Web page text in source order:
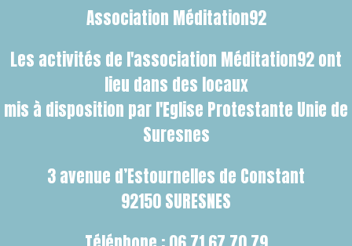
Association Méditation92
Les activités de l'association Méditation92 ont
lieu dans des locaux
mis à disposition par l'Eglise Protestante Unie de
Suresnes
3 avenue d’Estournelles de Constant
92150 SURESNES